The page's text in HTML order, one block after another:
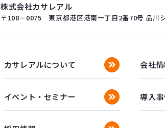
株式会社カサレアル
〒108－0075 東京都港区港南一丁目2番70号 品川
カサレアルについて 会社
イベント・セミナー 導入